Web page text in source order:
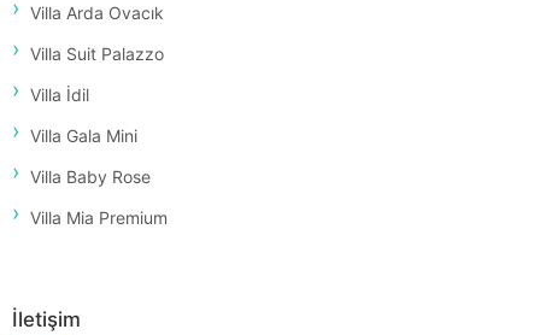
Villa Arda Ovacık
Villa Suit Palazzo
Villa İdil
Villa Gala Mini
Villa Baby Rose
Villa Mia Premium
İletişim